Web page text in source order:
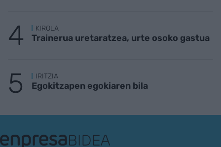
KIROLA
Trainerua uretaratzea, urte osoko gastua
IRITZIA
Egokitzapen egokiaren bila